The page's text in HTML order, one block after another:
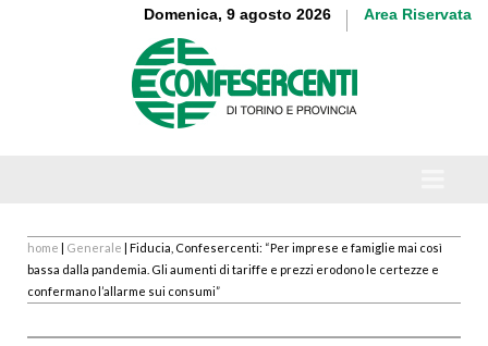
Domenica, 9 agosto 2026 Area Riservata
home | Generale | Fiducia, Confesercenti: “Per imprese e famiglie mai così
bassa dalla pandemia. Gli aumenti di tariffe e prezzi erodono le certezze e
confermano l’allarme sui consumi”